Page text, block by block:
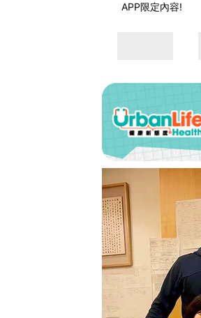
APP限定內容!